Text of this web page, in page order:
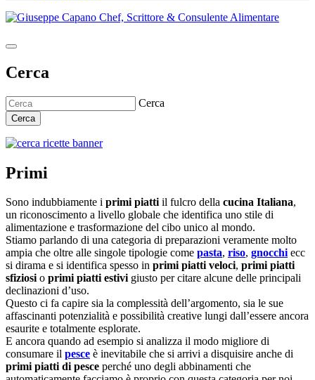
Cerca
Cerca
Cerca
Primi
Sono indubbiamente i primi piattiil fulcro della cucina Italiana,
un riconoscimento a livello globale che identifica uno stile di
alimentazione e trasformazione del cibo unico al mondo.
Stiamo parlando di una categoria di preparazioni veramente molto
ampia che oltre alle singole tipologie come pasta, riso, gnocchiecc
si dirama e si identifica spesso in primi piatti veloci, primi piatti
sfiziosio primi piatti estivigiusto per citare alcune delle principali
declinazioni d’uso.
Questo ci fa capire sia la complessità dell’argomento, sia le sue
affascinanti potenzialità e possibilità creative lungi dall’essere ancora
esaurite e totalmente esplorate.
E ancora quando ad esempio si analizza il modo migliore di
consumare il pesce è inevitabile che si arrivi a disquisire anche di
primi piatti di pesce perché uno degli abbinamenti che